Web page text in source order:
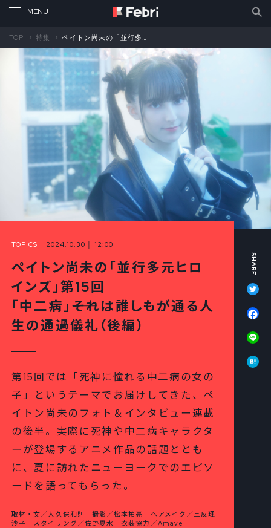
TOP 特集 ペイトン尚未の「並行多元ヒロインズ」第15回 「中二病」――それは誰しもが通る人生の通過儀礼（後編）
TOPICS 2024.10.30 │ 12:00
ペイトン尚未の「並行多元ヒロ
インズ」第15回
「中二病」――それは誰しもが通る人
生の通過儀礼（後編）
第15回では「死神に憧れる中二病の女の
子」というテーマでお届けしてきた、ペ
イトン尚未のフォト＆インタビュー連載
の後半。実際に死神や中二病キャラクタ
ーが登場するアニメ作品の話題ととも
に、夏に訪れたニューヨークでのエピソ
ードを語ってもらった。
取材・文／大久保和則 撮影／松本祐亮 ヘアメイク／三反理
沙子 スタイリング／佐野夏水 衣装協力／Amavel